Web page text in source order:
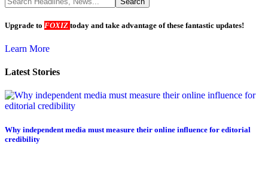
Upgrade to FOXIZ today and take advantage of these fantastic updates!
Learn More
Latest Stories
Why independent media must measure their online influence for editorial
credibility